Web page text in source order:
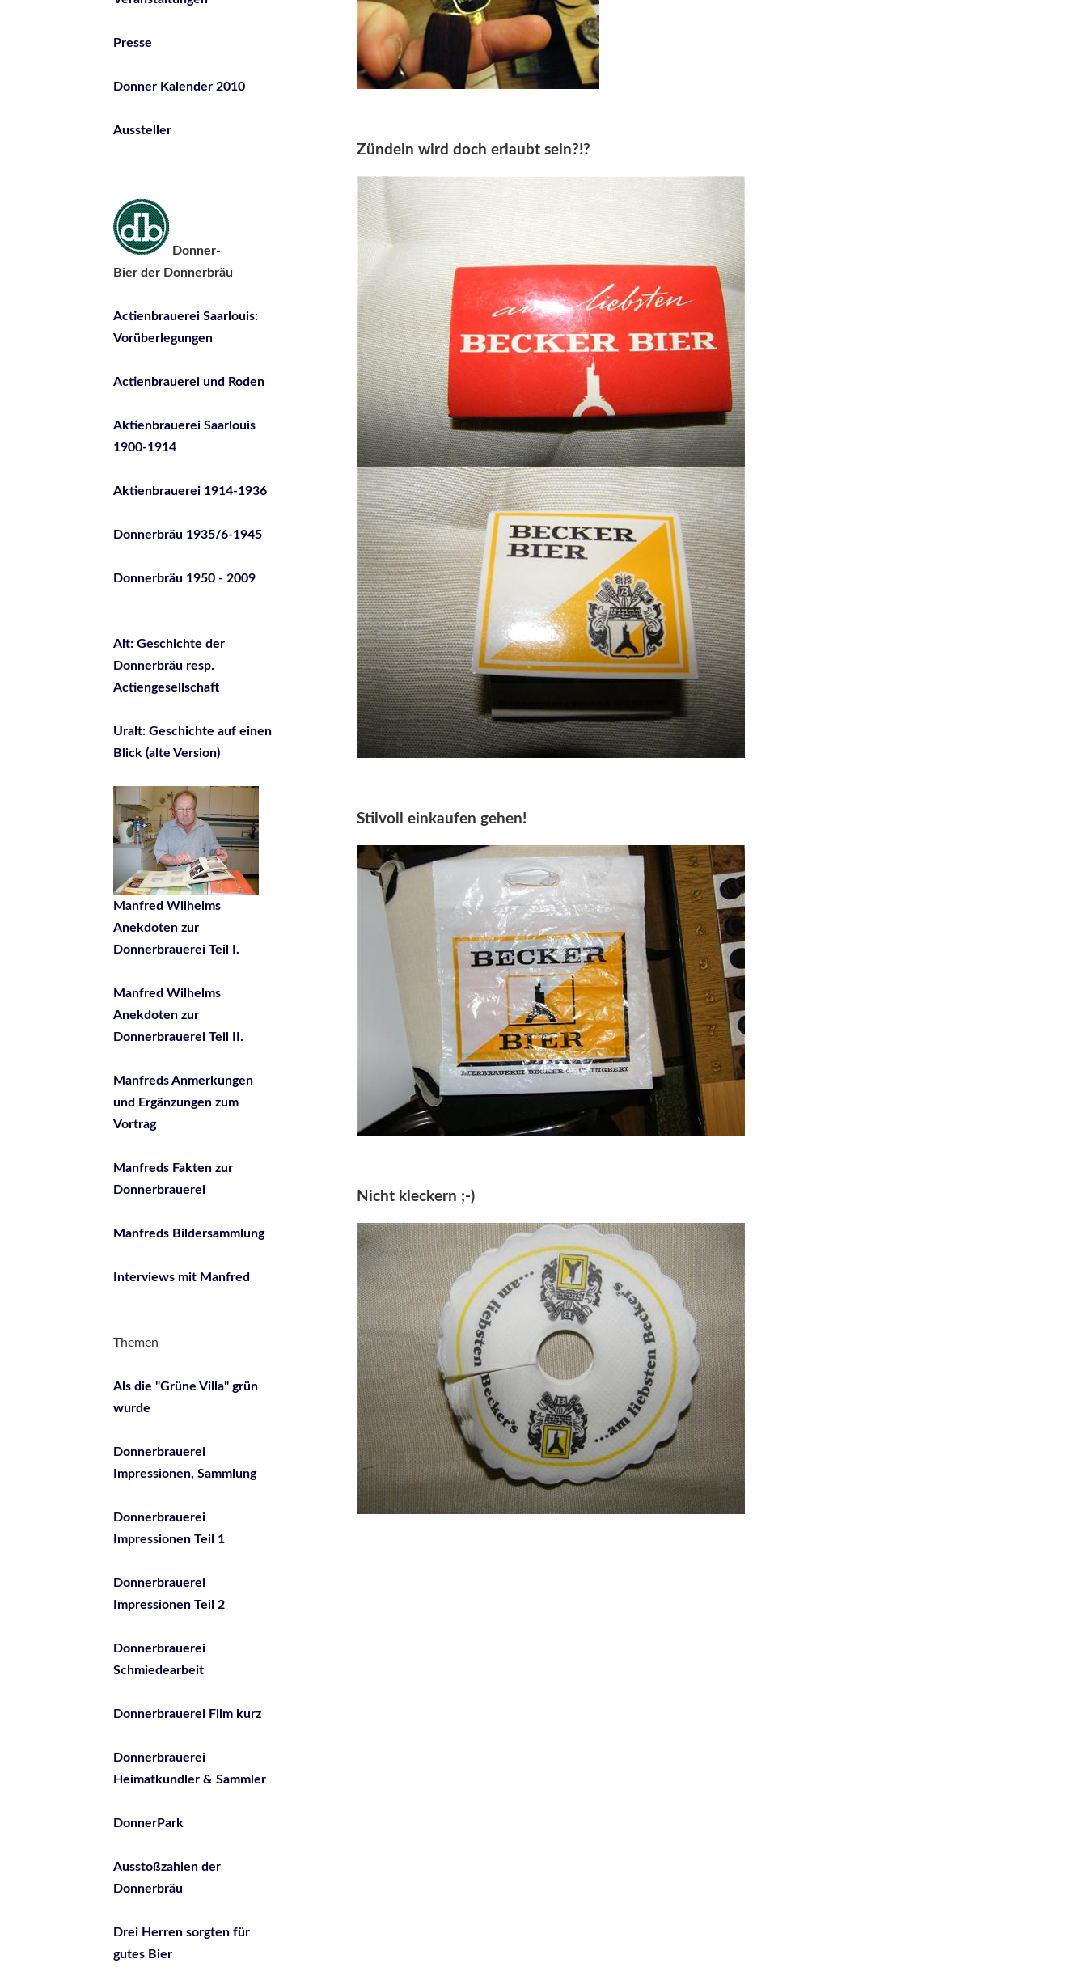
Presse
Donner Kalender 2010
Aussteller
Donner-
Bier der Donnerbräu
Actienbrauerei Saarlouis:
Vorüberlegungen
Actienbrauerei und Roden
Aktienbrauerei Saarlouis
1900-1914
Aktienbrauerei 1914-1936
Donnerbräu 1935/6-1945
Donnerbräu 1950 - 2009
Alt: Geschichte der
Donnerbräu resp.
Actiengesellschaft
Uralt: Geschichte auf einen
Blick (alte Version)
Manfred Wilhelms
Anekdoten zur
Donnerbrauerei Teil I.
Manfred Wilhelms
Anekdoten zur
Donnerbrauerei Teil II.
Manfreds Anmerkungen
und Ergänzungen zum
Vortrag
Manfreds Fakten zur
Donnerbrauerei
Manfreds Bildersammlung
Interviews mit Manfred
Themen
Als die "Grüne Villa" grün
wurde
Donnerbrauerei
Impressionen, Sammlung
Donnerbrauerei
Impressionen Teil 1
Donnerbrauerei
Impressionen Teil 2
Donnerbrauerei
Schmiedearbeit
Donnerbrauerei Film kurz
Donnerbrauerei
Heimatkundler & Sammler
DonnerPark
Ausstoßzahlen der
Donnerbräu
Drei Herren sorgten für
gutes Bier
Zündeln wird doch erlaubt sein?!?
Stilvoll einkaufen gehen!
Nicht kleckern ;-)